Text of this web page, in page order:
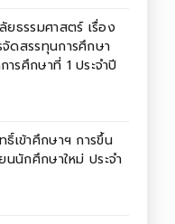
ธรรมศาสตร์ เรื่อง
ดสรรทุนการศึกษา
รศึกษาที่ 1 ประจำปี
เข้าศึกษาฯ การขึ้น
นนักศึกษาใหม่ ประจำ